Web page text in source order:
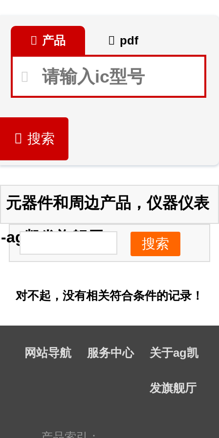
产品 pdf
搜索
元器件和周边产品，仪器仪表
-ag凯发旗舰厅
对不起，没有相关符合条件的记录！
网站导航 服务中心 关于ag凯
发旗舰厅